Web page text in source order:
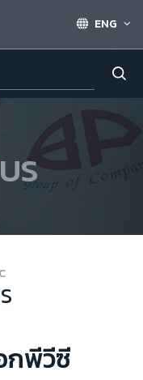
ENG
US
กพีวีซี